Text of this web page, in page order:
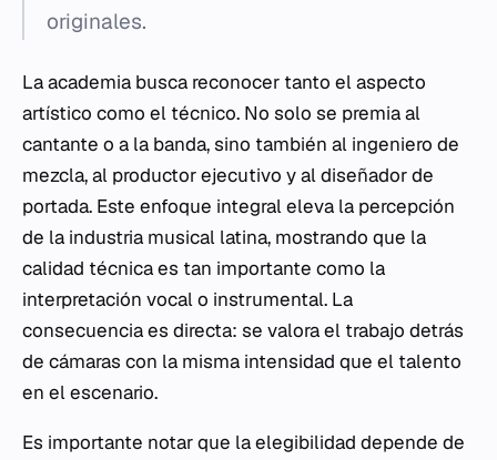
originales.
La academia busca reconocer tanto el aspecto
artístico como el técnico. No solo se premia al
cantante o a la banda, sino también al ingeniero de
mezcla, al productor ejecutivo y al diseñador de
portada. Este enfoque integral eleva la percepción
de la industria musical latina, mostrando que la
calidad técnica es tan importante como la
interpretación vocal o instrumental. La
consecuencia es directa: se valora el trabajo detrás
de cámaras con la misma intensidad que el talento
en el escenario.
Es importante notar que la elegibilidad depende de